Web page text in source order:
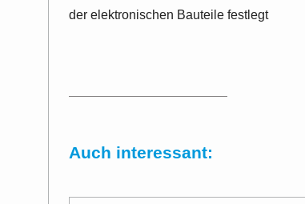
der elektronischen Bauteile festlegt
Auch interessant: